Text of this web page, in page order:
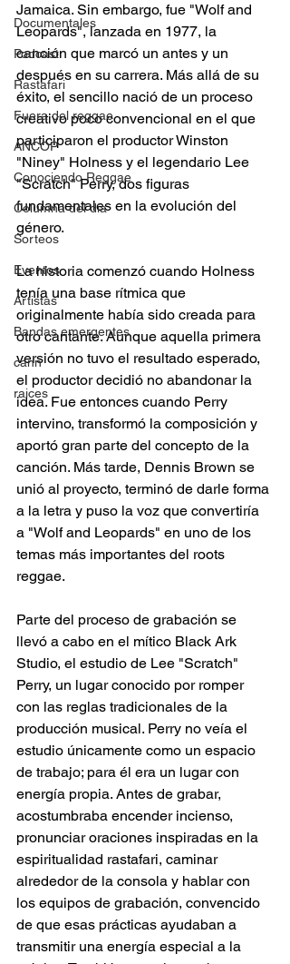
Documentales
Podcast
Rastafari
Fuera del reggae
ANCOP
Conociendo Reggae
Columna del día
Sorteos
Eventos
Artistas
Bandas emergentes
cann
raices
Jamaica. Sin embargo, fue "Wolf and
Leopards", lanzada en 1977, la
canción que marcó un antes y un
después en su carrera. Más allá de su
éxito, el sencillo nació de un proceso
creativo poco convencional en el que
participaron el productor Winston
"Niney" Holness y el legendario Lee
"Scratch" Perry, dos figuras
fundamentales en la evolución del
género.
La historia comenzó cuando Holness
tenía una base rítmica que
originalmente había sido creada para
otro cantante. Aunque aquella primera
versión no tuvo el resultado esperado,
el productor decidió no abandonar la
idea. Fue entonces cuando Perry
intervino, transformó la composición y
aportó gran parte del concepto de la
canción. Más tarde, Dennis Brown se
unió al proyecto, terminó de darle forma
a la letra y puso la voz que convertiría
a "Wolf and Leopards" en uno de los
temas más importantes del roots
reggae.
Parte del proceso de grabación se
llevó a cabo en el mítico Black Ark
Studio, el estudio de Lee "Scratch"
Perry, un lugar conocido por romper
con las reglas tradicionales de la
producción musical. Perry no veía el
estudio únicamente como un espacio
de trabajo; para él era un lugar con
energía propia. Antes de grabar,
acostumbraba encender incienso,
pronunciar oraciones inspiradas en la
espiritualidad rastafari, caminar
alrededor de la consola y hablar con
los equipos de grabación, convencido
de que esas prácticas ayudaban a
transmitir una energía especial a la